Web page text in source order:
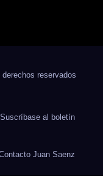
reservados
Suscríbase al boletín
Juan Saenz